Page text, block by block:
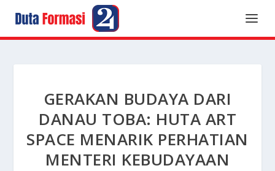
GERAKAN BUDAYA DARI
DANAU TOBA: HUTA ART
SPACE MENARIK PERHATIAN
MENTERI KEBUDAYAAN